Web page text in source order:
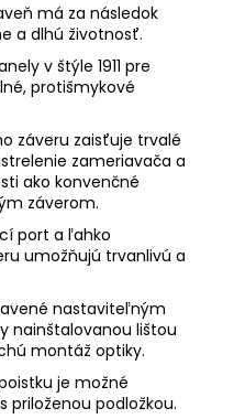
má za následok
a dlhú životnosť.
v štýle 1911 pre
protišmykové
záveru zaisťuje trvalé
zameriavača a
ako konvenčné
záverom.
port a ľahko
umožňujú trvanlivú a
nastaviteľným
nainštalovanou lištou
montáž optiky.
je možné
priloženou podložkou.